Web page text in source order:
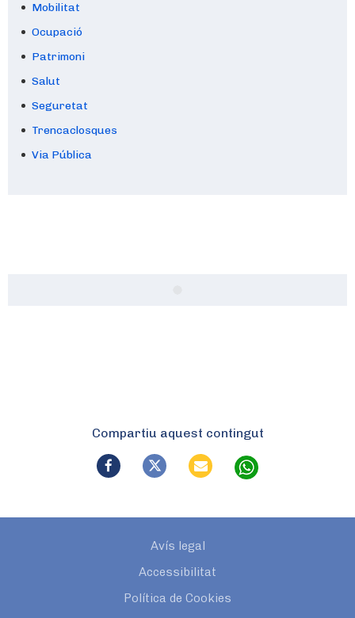
Mobilitat
Ocupació
Patrimoni
Salut
Seguretat
Trencaclosques
Via Pública
Compartiu aquest contingut
Avís legal
Accessibilitat
Política de Cookies